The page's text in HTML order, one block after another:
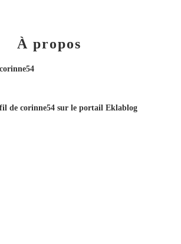
À propos
de corinne54sur le portail Eklablog